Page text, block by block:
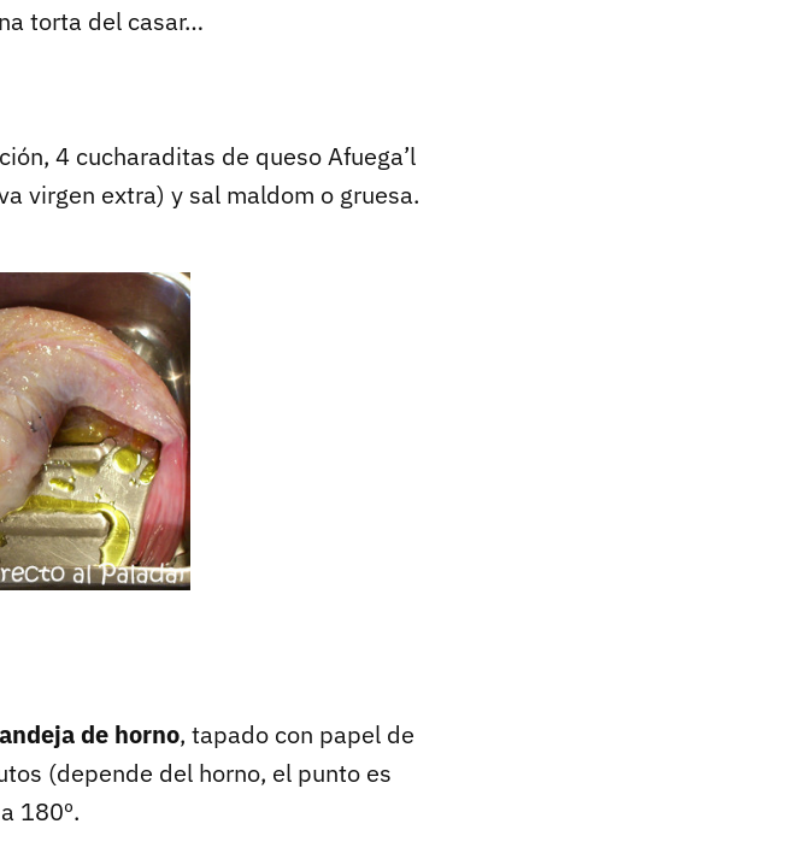
torta del casar…
4 cucharaditas de queso Afuega’l
virgen extra) y sal maldom o gruesa.
de horno, tapado con papel de
(depende del horno, el punto es
180º.